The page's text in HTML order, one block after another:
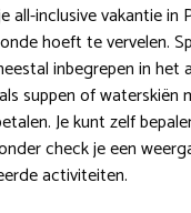
all-inclusive vakantie in
hoeft te vervelen.
inbegrepen in het
suppen of waterskiën
Je kunt zelf
check je een
activiteiten.